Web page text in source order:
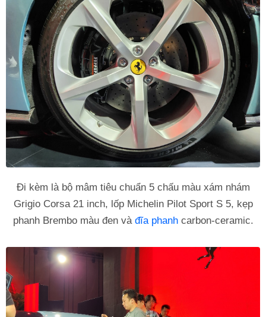
Đi kèm là bộ mâm tiêu chuẩn 5 chấu màu xám nhám
Grigio Corsa 21 inch, lốp Michelin Pilot Sport S 5, kẹp
phanh Brembo màu đen và đĩa phanhcarbon-ceramic.